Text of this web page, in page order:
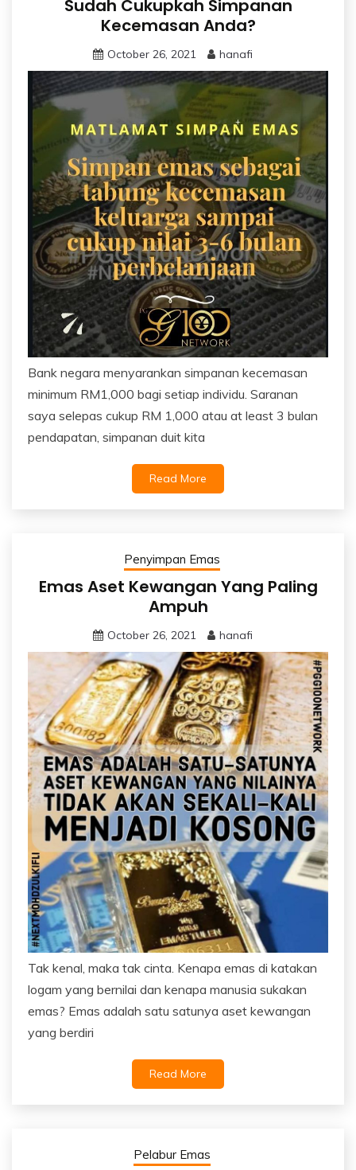
Sudah Cukupkah Simpanan
Kecemasan Anda?
October 26, 2021 hanafi
Bank negara menyarankan simpanan kecemasan
minimum RM1,000 bagi setiap individu. Saranan
saya selepas cukup RM 1,000 atau at least 3 bulan
pendapatan, simpanan duit kita
Read More
Penyimpan Emas
Emas Aset Kewangan Yang Paling
Ampuh
October 26, 2021 hanafi
Tak kenal, maka tak cinta. Kenapa emas di katakan
logam yang bernilai dan kenapa manusia sukakan
emas? Emas adalah satu satunya aset kewangan
yang berdiri
Read More
Pelabur Emas